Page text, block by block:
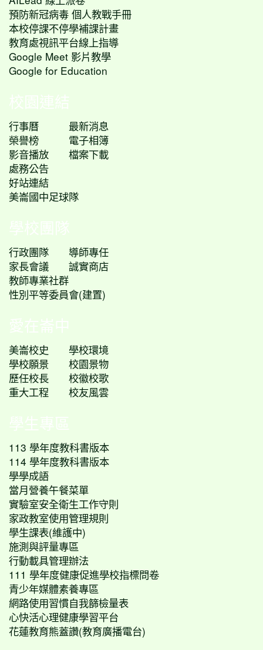
預防新冠病毒 個人教戰手冊
本校停課不停學補課計畫
教育處視訊平台線上指導
Google Meet 影片教學
Google for Education
校園連結
行事曆
最新消息
榮譽榜
電子相簿
影音播放
檔案下載
處務公告
好站連結
美崙國中足球隊
學校團隊
行政團隊
導師專任
家長會議
誠實商店
教師專業社群
性別平等委員會(建置)
愛在崙中
美崙校史
學校環境
學校願景
校園景物
歷任校長
校徽校歌
重大工程
校友風雲
學生專區
113 學年度教科書版本
114 學年度教科書版本
學學成語
當月營養午餐菜單
實驗室安全衛生工作守則
家政教室使用管理規則
學生課表(維護中)
施測與評量專區
行動載具管理辦法
111 學年度健康促進學校指標問卷
青少年媒體素養專區
網路使用習慣自我篩檢量表
心快活心理健康學習平台
花蓮教育熊蓋讚(教育廣播電台)